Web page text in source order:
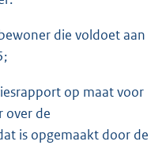
die voldoet aan
op maat voor
over de
is opgemaakt door de